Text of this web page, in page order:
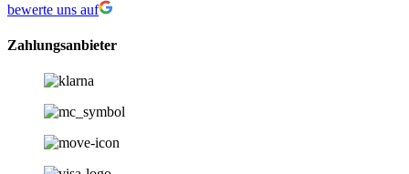
bewerte uns auf
Zahlungsanbieter